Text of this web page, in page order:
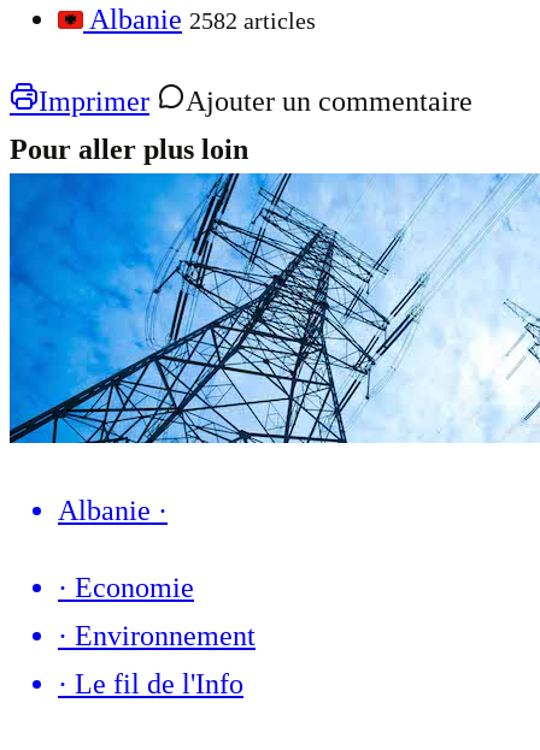
Albanie 2582 articles
Imprimer
Ajouter un commentaire
Pour aller plus loin
Albanie ·
· Economie
· Environnement
· Le fil de l'Info